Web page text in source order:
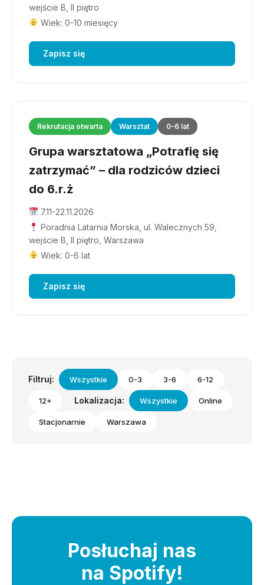
wejście B, II piętro
Wiek: 0-10 miesięcy
Zapisz się
Rekrutacja otwarta Warsztat 0-6 lat
Grupa warsztatowa „Potrafię się
zatrzymać” – dla rodziców dzieci
do 6.r.ż
7.11-22.11.2026
Poradnia Latarnia Morska, ul. Walecznych 59,
wejście B, II piętro, Warszawa
Wiek: 0-6 lat
Zapisz się
Filtruj: Wszystkie 0-3 3-6 6-12
12+ Lokalizacja: Wszystkie Online
Stacjonarnie Warszawa
Posłuchaj nas
na Spotify!